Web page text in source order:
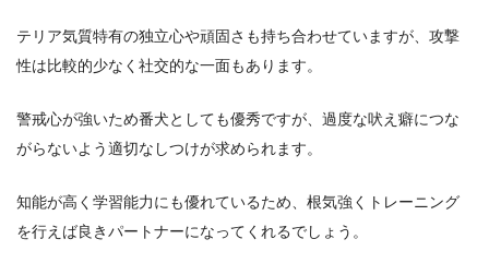
テリア気質特有の独立心や頑固さも持ち合わせていますが、攻撃
性は比較的少なく社交的な一面もあります。
警戒心が強いため番犬としても優秀ですが、過度な吠え癖につな
がらないよう適切なしつけが求められます。
知能が高く学習能力にも優れているため、根気強くトレーニング
を行えば良きパートナーになってくれるでしょう。